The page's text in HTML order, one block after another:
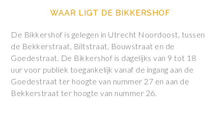
WAAR LIGT DE BIKKERSHOF
De Bikkershof is gelegen in Utrecht Noordoost, tussen
de Bekkerstraat, Biltstraat, Bouwstraat en de
Goedestraat. De Bikkershof is dagelijks van 9 tot 18
uur voor publiek toegankelijk vanaf de ingang aan de
Goedestraat ter hoogte van nummer 27 en aan de
Bekkerstraat ter hoogte van nummer 26.